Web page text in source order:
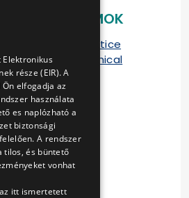
DOKUMENTUMOK
/ Contract notice
/ Technical
/ Annex 1
/ Annex 2
/ Annex 3
/ Annex 4
/ Annex 5
Elektronikus
része (EIR). A
elfogadja az
használata
es naplózható a
biztonsági
A rendszer
tilos, és büntető
vonhat
itt ismertetett